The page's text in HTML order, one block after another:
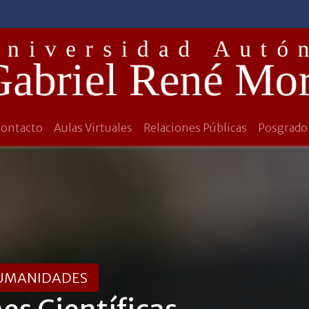
Aulas Virtuales Relaciones Públicas Posgrado